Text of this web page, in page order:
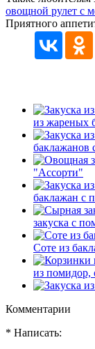
овощной рулет с
Приятного
из жареных
баклажанов
"Ассорти"
баклажан с
закуска с
Соте из
из помидор,
Комментарии
* Написать: